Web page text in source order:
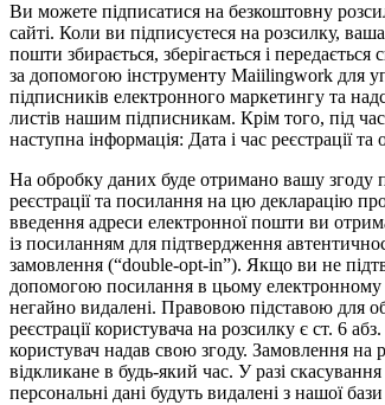
Ви можете підписатися на безкоштовну
сайті. Коли ви підписуєтеся на розсилку,
пошти збирається, зберігається і передається
за допомогою інструменту Mai­il­ing­work для
підписників електронного маркетингу та
листів нашим підписникам. Крім того, під час
наступна інформація: Дата і час реєстрації та
На обробку даних буде отримано вашу згоду
реєстрації та посилання на цю декларацію
введення адреси електронної пошти ви
із посиланням для підтвердження
замовлення (“dou­ble-opt-in”). Якщо ви не
допомогою посилання в цьому електронному
негайно видалені. Правовою підставою для
реєстрації користувача на розсилку є ст. 6
користувач надав свою згоду. Замовлення на
відкликане в будь-який час. У разі скасування
персональні дані будуть видалені з нашої